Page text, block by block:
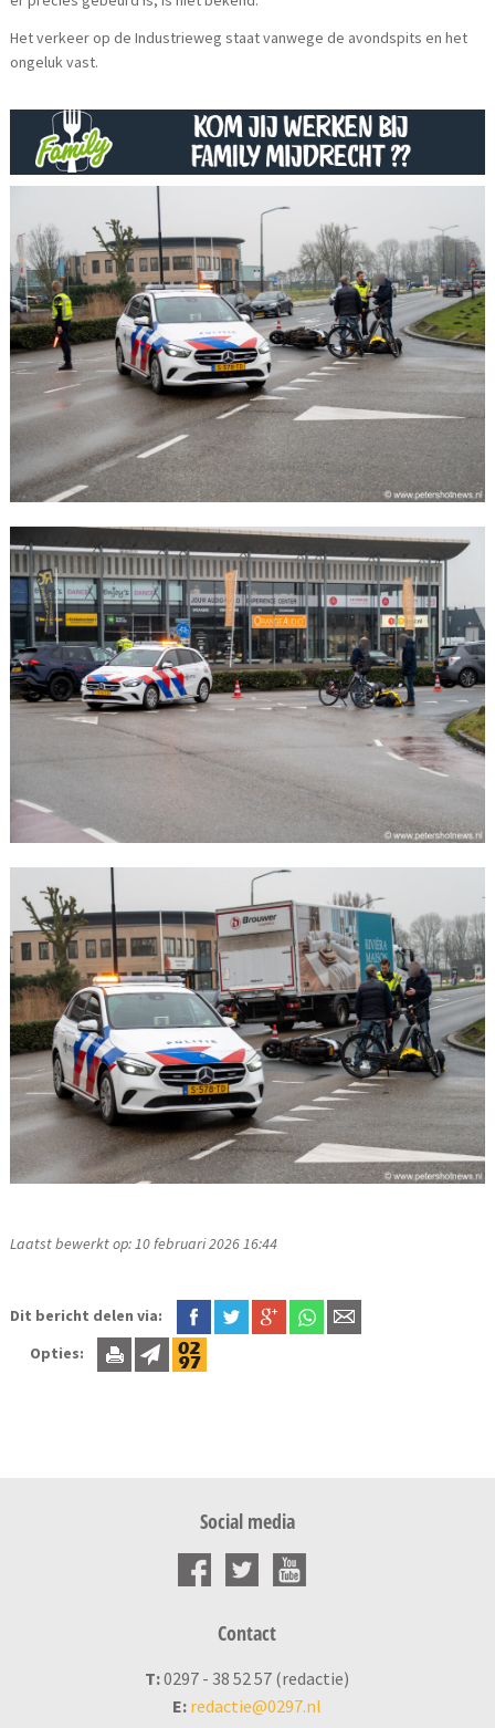
Het verkeer op de Industrieweg staat vanwege de avondspits en het
ongeluk vast.
Laatst bewerkt op: 10 februari 2026 16:44
Dit bericht delen via:
Opties:
Social media
Contact
T:0297 - 38 52 57 (redactie)
E: redactie@0297.nl